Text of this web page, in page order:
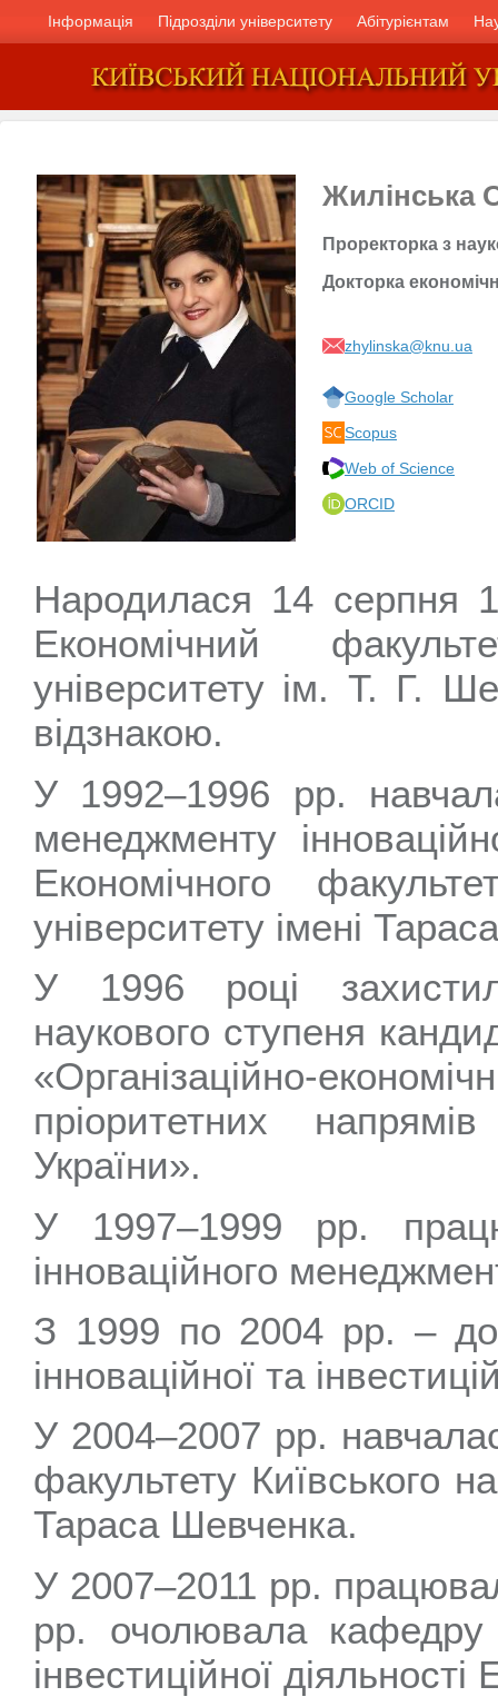
Інформація Підрозділи університету Абітурієнтам
Жилінська
Проректорка з
Докторка
zhylinska@knu.ua
Google Scholar
Scopus
Web of Science
ORCID
Народилася 14 серпня
Економічний
університету ім. Т. Г.
відзнакою.
У 1992–1996 рр.
менеджменту
Економічного
університету імені
У 1996 році
наукового ступеня
«Організаційно-
пріоритетних
України».
У 1997–1999 рр.
інноваційного
З 1999 по 2004 рр. –
інноваційної та
У 2004–2007 рр.
факультету Київського
Тараса Шевченка.
У 2007–2011 рр.
рр. очолювала кафедру
інвестиційної